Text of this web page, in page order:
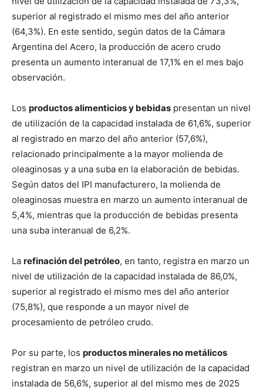
superior al registrado el mismo mes del año anterior
(64,3%). En este sentido, según datos de la Cámara
Argentina del Acero, la producción de acero crudo
presenta un aumento interanual de 17,1% en el mes bajo
observación.
Los productos alimenticios y bebidas presentan un nivel
de utilización de la capacidad instalada de 61,6%, superior
al registrado en marzo del año anterior (57,6%),
relacionado principalmente a la mayor molienda de
oleaginosas y a una suba en la elaboración de bebidas.
Según datos del IPI manufacturero, la molienda de
oleaginosas muestra en marzo un aumento interanual de
5,4%, mientras que la producción de bebidas presenta
una suba interanual de 6,2%.
La refinación del petróleo, en tanto, registra en marzo un
nivel de utilización de la capacidad instalada de 86,0%,
superior al registrado el mismo mes del año anterior
(75,8%), que responde a un mayor nivel de
procesamiento de petróleo crudo.
Por su parte, los productos minerales no metálicos
registran en marzo un nivel de utilización de la capacidad
instalada de 56,6%, superior al del mismo mes de 2025